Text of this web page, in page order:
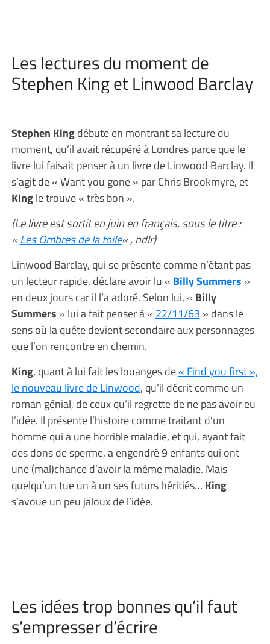
Les lectures du moment de
Stephen King et Linwood Barclay
Stephen Kingdébute en montrant sa lecture du
moment, qu’il avait récupéré à Londres parce que le
livre lui faisait penser à un livre de Linwood Barclay. Il
s’agit de « Want you gone » par Chris Brookmyre, et
Kingle trouve « très bon ».
(Le livre est sortit en juin en français, sous le titre :
«Les Ombres de la toile« , ndlr)
Linwood Barclay, qui se présente comme n’étant pas
un lecteur rapide, déclare avoir lu « Billy Summers »
en deux jours car il l’a adoré. Selon lui, « Billy
Summers » lui a fait penser à « 22/11/63 » dans le
sens où la quête devient secondaire aux personnages
que l’on rencontre en chemin.
King, quant à lui fait les louanges de« Find you first »,
le nouveau livre de Linwood, qu’il décrit comme un
roman génial, de ceux qu’il regrette de ne pas avoir eu
l’idée. Il présente l’histoire comme traitant d’un
homme qui a une horrible maladie, et qui, ayant fait
des dons de sperme, a engendré 9 enfants qui ont
une (mal)chance d’avoir la même maladie. Mais
quelqu’un tue un à un ses futurs héritiés… King
s’avoue un peu jaloux de l’idée.
Les idées trop bonnes qu’il faut
s’empresser d’écrire